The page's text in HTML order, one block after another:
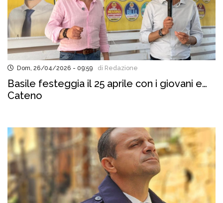
Dom, 26/04/2026 - 09:59 di Redazione
Basile festeggia il 25 aprile con i giovani e…
Cateno